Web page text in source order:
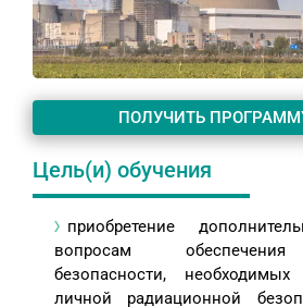
ПОЛУЧИТЬ
Цель(и) обучения
приобретение
вопросам
безопасности,
личной радиационной